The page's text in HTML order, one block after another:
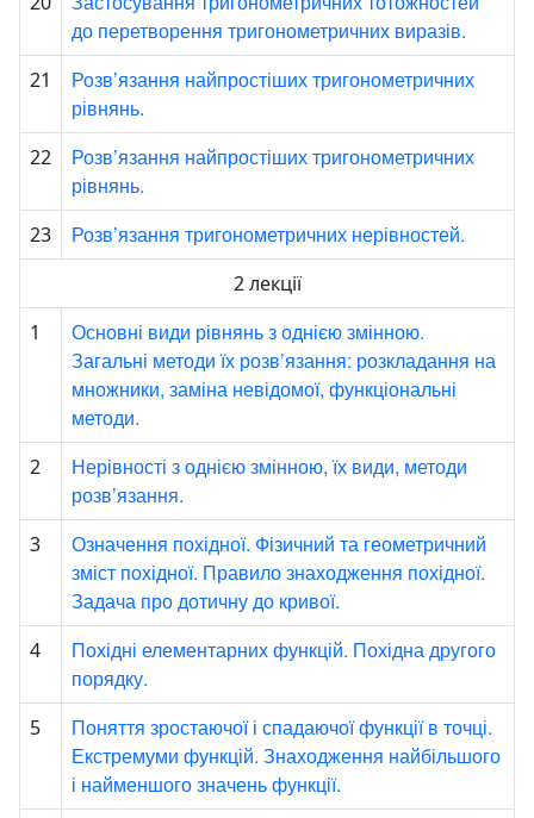
до перетворення тригонометричних виразів.
21
Розв’язання найпростіших тригонометричних
рівнянь.
22
Розв’язання найпростіших тригонометричних
рівнянь.
23 Розв’язання тригонометричних нерівностей.
2 лекції
1
Основні види рівнянь з однією змінною.
Загальні методи їх розв’язання: розкладання на
множники, заміна невідомої, функціональні
методи.
2
Нерівності з однією змінною, їх види, методи
розв’язання.
3
Означення похідної. Фізичний та геометричний
зміст похідної. Правило знаходження похідної.
Задача про дотичну до кривої.
4
Похідні елементарних функцій. Похідна другого
порядку.
5
Поняття зростаючої і спадаючої функції в точці.
Екстремуми функцій. Знаходження найбільшого
і найменшого значень функції.